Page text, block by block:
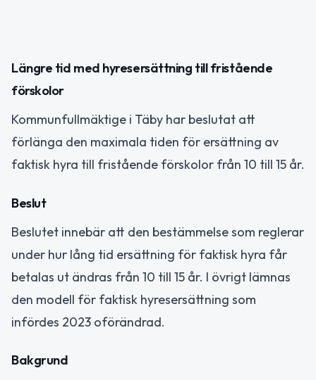
Längre tid med hyresersättning till fristående
förskolor
Kommunfullmäktige i Täby har beslutat att
förlänga den maximala tiden för ersättning av
faktisk hyra till fristående förskolor från 10 till 15 år.
Beslut
Beslutet innebär att den bestämmelse som reglerar
under hur lång tid ersättning för faktisk hyra får
betalas ut ändras från 10 till 15 år. I övrigt lämnas
den modell för faktisk hyresersättning som
infördes 2023 oförändrad.
Bakgrund